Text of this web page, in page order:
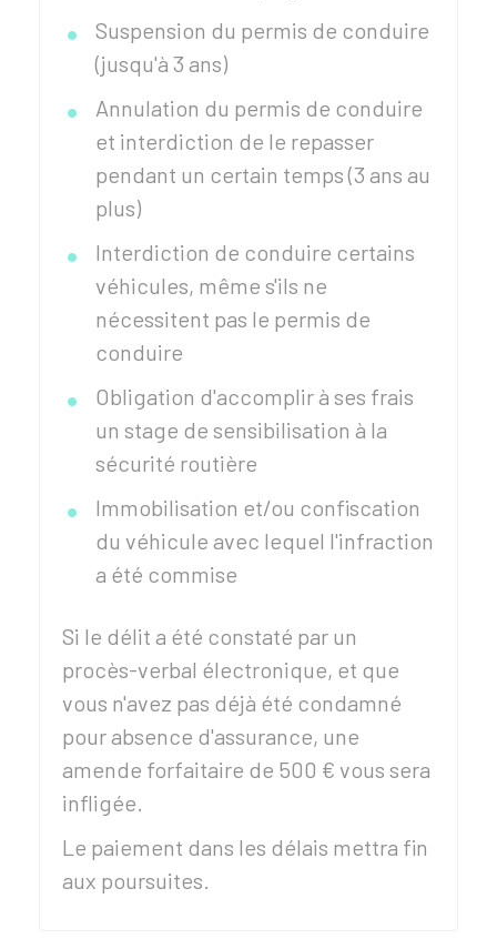
Suspension du permis de conduire
(jusqu'à 3 ans)
Annulation du permis de conduire
et interdiction de le repasser
pendant un certain temps (3 ans au
plus)
Interdiction de conduire certains
véhicules, même s'ils ne
nécessitent pas le permis de
conduire
Obligation d'accomplir à ses frais
un stage de sensibilisation à la
sécurité routière
Immobilisation et/ou confiscation
du véhicule avec lequel l'infraction
a été commise
Si le délit a été constaté par un
procès-verbal électronique, et que
vous n'avez pas déjà été condamné
pour absence d'assurance, une
amende forfaitaire de 500 € vous sera
infligée.
Le paiement dans les délais mettra fin
aux poursuites.